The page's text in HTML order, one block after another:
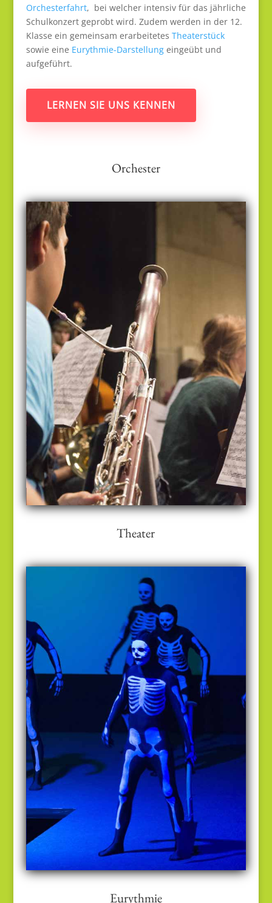
Orchesterfahrt, bei welcher intensiv für das jährliche
Schulkonzert geprobt wird. Zudem werden in der 12.
Klasse ein gemeinsam erarbeitetes Theaterstück
sowie eine Eurythmie-Darstellungeingeübt und
aufgeführt.
LERNEN SIE UNS KENNEN
Orchester
Oberstufenorchester
Theater
Theater
Eurythmie